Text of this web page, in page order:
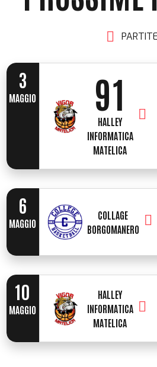
3
MAGGIO
7
8
9
0
0
1
2
3
4
5
6
7
HALLEY
INFORMATICA
MATELICA
6
MAGGIO
COLLAGE
BORGOMANERO
10
MAGGIO
HALLEY
INFORMATICA
MATELICA